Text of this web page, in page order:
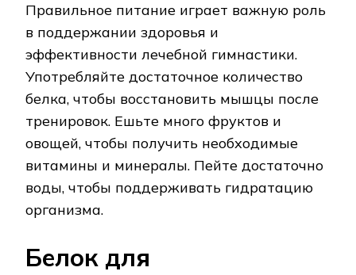
Правильное питание играет важную роль
в поддержании здоровья и
эффективности лечебной гимнастики.
Употребляйте достаточное количество
белка, чтобы восстановить мышцы после
тренировок. Ешьте много фруктов и
овощей, чтобы получить необходимые
витамины и минералы. Пейте достаточно
воды, чтобы поддерживать гидратацию
организма.
Белок для